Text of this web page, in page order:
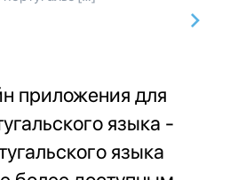
приложения для
языка -
языка